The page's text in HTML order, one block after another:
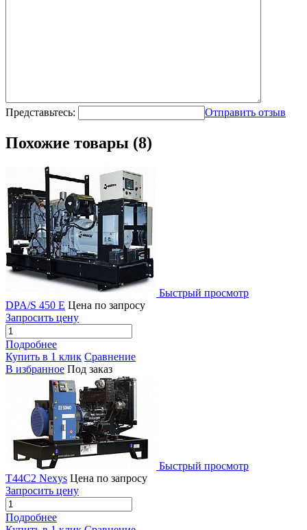
Представьтесь: Отправить отзыв
Похожие товары (8)
Быстрый просмотр
DPA/S 450 E Цена по запросу
Запросить цену
Подробнее
Купить в 1 клик Сравнение
В избранное Под заказ
Быстрый просмотр
T44C2 Nexys Цена по запросу
Запросить цену
Подробнее